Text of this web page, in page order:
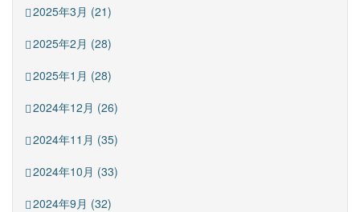
2025年3月 (21)
2025年2月 (28)
2025年1月 (28)
2024年12月 (26)
2024年11月 (35)
2024年10月 (33)
2024年9月 (32)